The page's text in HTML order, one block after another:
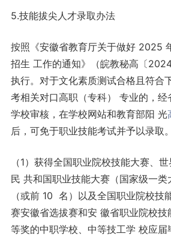
5.技能拔尖人才录取办法
按照《安徽省教育厅关于做好 2025
招生 工作的通知》（皖教秘高〔
执行。对于文化素质测试合格且符合
考相关对口高职（专科） 专业的，经
学校审核，在学校网站和教育部阳 光
后，可免于职业技能考试并予以录取。
（1）获得全国职业院校技能大赛、
民 共和国职业技能大赛（国家级一
（或前 10 名）以及全国职业院校技
赛安徽省选拔赛和安 徽省职业院校技
等奖的中职学校、中等技工学 校应届